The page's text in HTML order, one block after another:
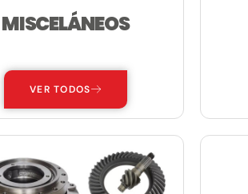
MISCELÁNEOS
VER TODOS